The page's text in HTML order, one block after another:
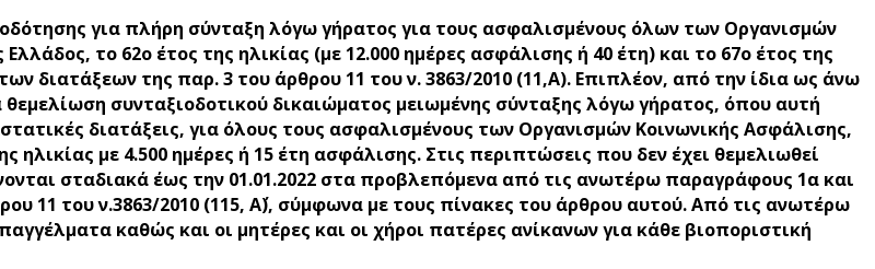
για πλήρη σύνταξη λόγω γήρατος για τους ασφαλισμένους όλων των Οργανισμών
το 62ο έτος της ηλικίας (με 12.000 ημέρες ασφάλισης ή 40 έτη) και το 67ο έτος της
διατάξεων της παρ. 3 του άρθρου 11 του ν. 3863/2010 (11,Α). Επιπλέον, από την ίδια ως άνω
συνταξιοδοτικού δικαιώματος μειωμένης σύνταξης λόγω γήρατος, όπου αυτή
διατάξεις, για όλους τους ασφαλισμένους των Οργανισμών Κοινωνικής Ασφάλισης,
με 4.500 ημέρες ή 15 έτη ασφάλισης. Στις περιπτώσεις που δεν έχει θεμελιωθεί
σταδιακά έως την 01.01.2022 στα προβλεπόμενα από τις ανωτέρω παραγράφους 1α και
11 του ν.3863/2010 (115, Α΄), σύμφωνα με τους πίνακες του άρθρου αυτού. Από τις ανωτέρω
καθώς και οι μητέρες και οι χήροι πατέρες ανίκανων για κάθε βιοποριστική